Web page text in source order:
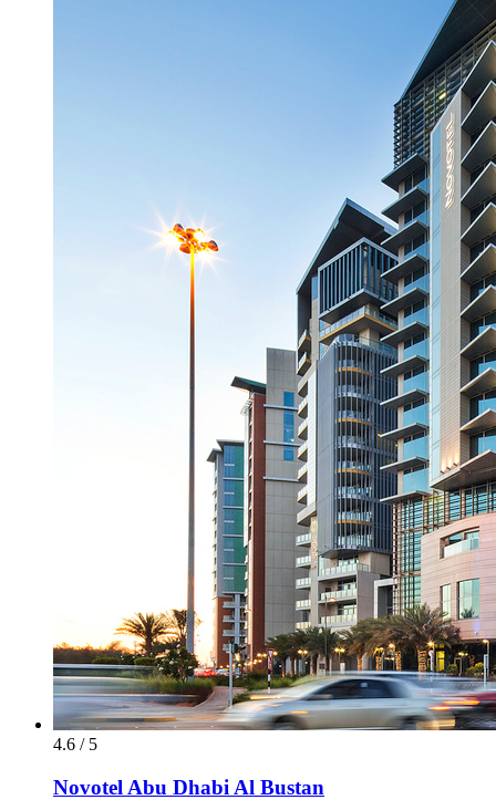
4.6 / 5
Novotel Abu Dhabi Al Bustan